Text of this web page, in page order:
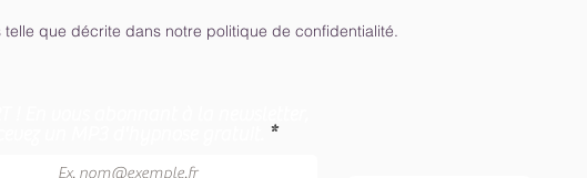
que décrite dans notre politique de confidentialité.